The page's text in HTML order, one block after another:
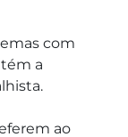
com
a
ao